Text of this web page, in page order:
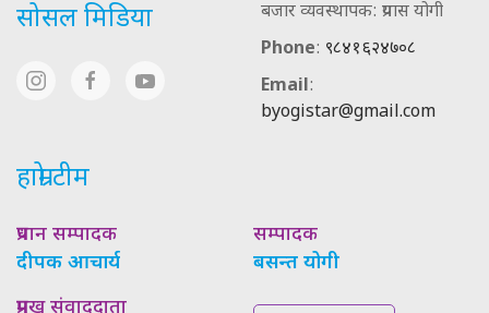
सोसल मिडिया
बजार व्यवस्थापक: प्रयास योगी
Phone: ९८४१६२४७०८
Email:
byogistar@gmail.com
हाम्रो टीम
प्रधान सम्पादक
दीपक आचार्य
सम्पादक
बसन्त योगी